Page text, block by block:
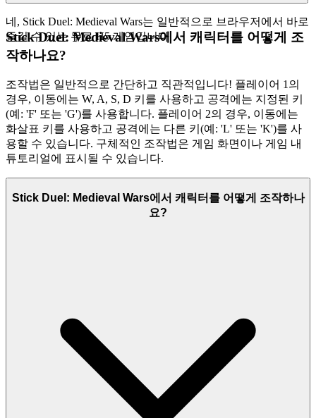
네, Stick Duel: Medieval Wars는 일반적으로 브라우저에서 바로
즐길 수 있는 무료 H5 게임입니다.
Stick Duel: Medieval Wars에서 캐릭터를 어떻게 조
작하나요?
조작법은 일반적으로 간단하고 직관적입니다! 플레이어 1의
경우, 이동에는 W, A, S, D 키를 사용하고 공격에는 지정된 키
(예: 'F' 또는 'G')를 사용합니다. 플레이어 2의 경우, 이동에는
화살표 키를 사용하고 공격에는 다른 키(예: 'L' 또는 'K')를 사
용할 수 있습니다. 구체적인 조작법은 게임 화면이나 게임 내
튜토리얼에 표시될 수 있습니다.
Stick Duel: Medieval Wars에서 캐릭터를 어떻게 조작하나
요?